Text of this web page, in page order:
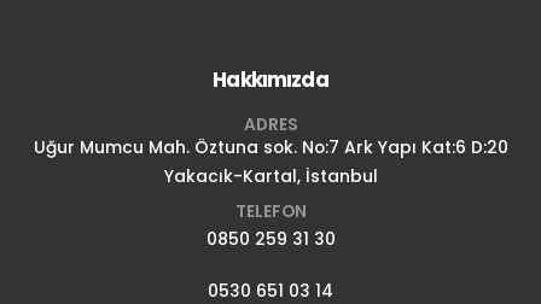
Hakkımızda
ADRES
Uğur Mumcu Mah. Öztuna sok. No:7 Ark Yapı Kat:6 D:20
Yakacık-Kartal, İstanbul
TELEFON
0850 259 31 30
0530 651 03 14